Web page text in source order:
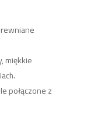
miękkie
połączone z